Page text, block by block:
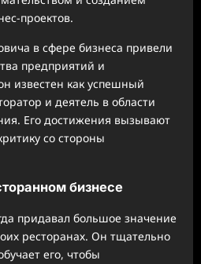
проектов.
в сфере бизнеса привели
предприятий и
известен как успешный
и деятель в области
Его достижения вызывают
со стороны
бизнесе
придавал большое значение
ресторанах. Он тщательно
его, чтобы